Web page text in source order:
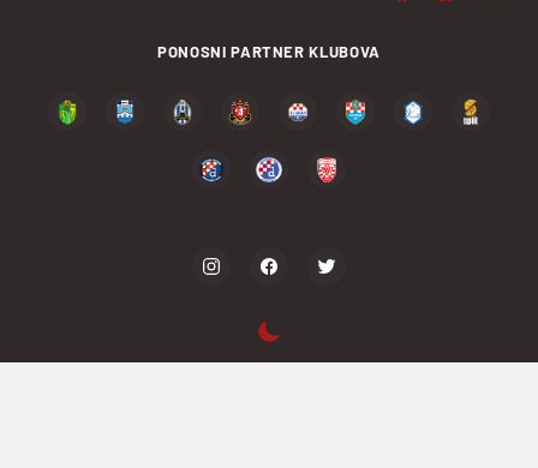
PONOSNI PARTNER KLUBOVA